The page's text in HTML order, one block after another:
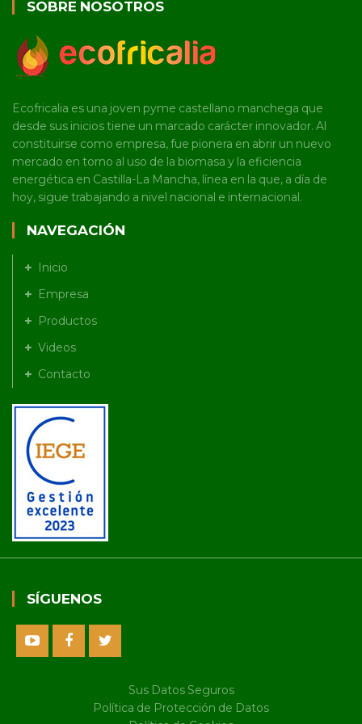
SOBRE NOSOTROS
Ecofricalia es una joven pyme castellano manchega que
desde sus inicios tiene un marcado carácter innovador. Al
constituirse como empresa, fue pionera en abrir un nuevo
mercado en torno al uso de la biomasa y la eficiencia
energética en Castilla-La Mancha, línea en la que, a día de
hoy, sigue trabajando a nivel nacional e internacional.
NAVEGACIÓN
Inicio
Empresa
Productos
Videos
Contacto
SÍGUENOS
Sus Datos Seguros
Política de Protección de Datos